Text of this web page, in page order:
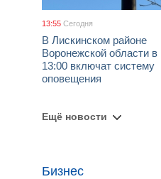
13:55 Сегодня
В Лискинском районе
Воронежской области в
13:00 включат систему
оповещения
Ещё новости
Бизнес